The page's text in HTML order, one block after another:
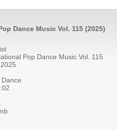
Dance Music Vol. 115 (2025)
Pop Dance Music Vol. 115
2025